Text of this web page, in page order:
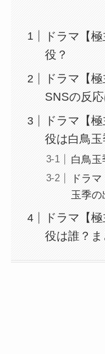
ドラマ【
役？
ドラマ【
SNSの反応
ドラマ【
役は白鳥玉
白鳥玉
ドラ
玉季の
ドラマ【
役は誰？ま